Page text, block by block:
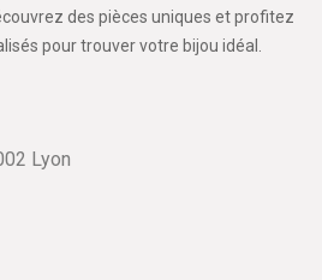
des pièces uniques et profitez
pour trouver votre bijou idéal.
Lyon